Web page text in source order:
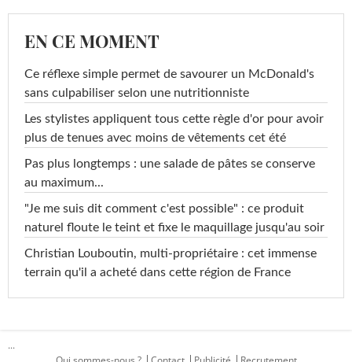
EN CE MOMENT
Ce réflexe simple permet de savourer un McDonald's
sans culpabiliser selon une nutritionniste
Les stylistes appliquent tous cette règle d'or pour avoir
plus de tenues avec moins de vêtements cet été
Pas plus longtemps : une salade de pâtes se conserve
au maximum...
"Je me suis dit comment c'est possible" : ce produit
naturel floute le teint et fixe le maquillage jusqu'au soir
Christian Louboutin, multi-propriétaire : cet immense
terrain qu'il a acheté dans cette région de France
...